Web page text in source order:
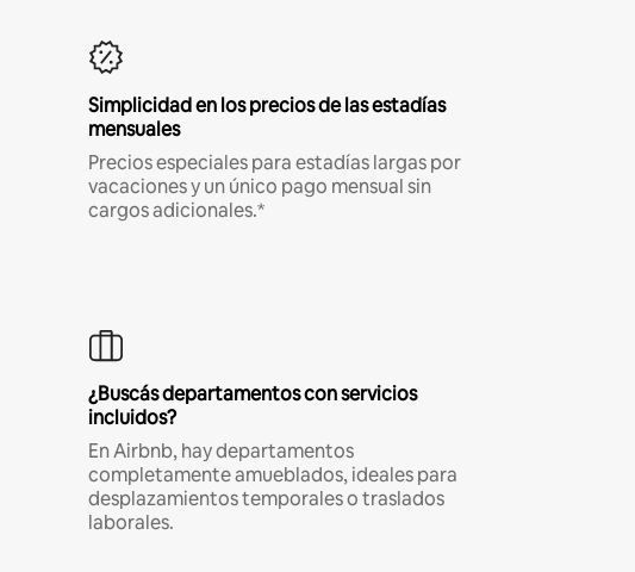
Simplicidad en los precios de las estadías
mensuales
Precios especiales para estadías largas por
vacaciones y un único pago mensual sin
cargos adicionales.*
¿Buscás departamentos con servicios
incluidos?
En Airbnb, hay departamentos
completamente amueblados, ideales para
desplazamientos temporales o traslados
laborales.